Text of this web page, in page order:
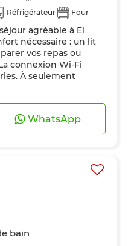
Réfrigérateur
Four
agréable à El
nécessaire : un lit
vos repas ou
connexion Wi-Fi
À seulement
WhatsApp
bain